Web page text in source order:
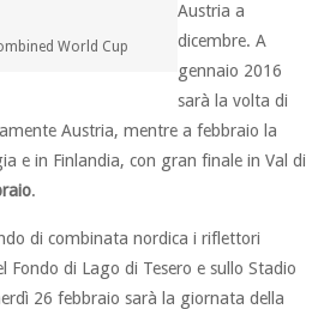
World Cup
Austria a
dicembre. A
gennaio 2016
sarà la volta di
Austria, mentre a febbraio la
e in Finlandia, con gran finale in Val di
.
di combinata nordica i riflettori
Fondo di Lago di Tesero e sullo Stadio
26 febbraio sarà la giornata della